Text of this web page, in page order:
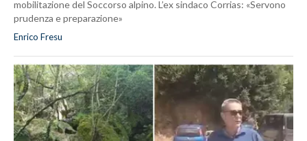
mobilitazione del Soccorso alpino. L’ex sindaco Corrias: «Servono
prudenza e preparazione»
Enrico Fresu